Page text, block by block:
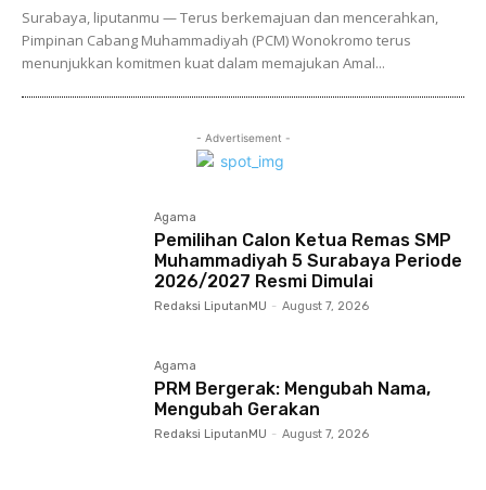
Surabaya, liputanmu — Terus berkemajuan dan mencerahkan,
Pimpinan Cabang Muhammadiyah (PCM) Wonokromo terus
menunjukkan komitmen kuat dalam memajukan Amal...
- Advertisement -
Agama
Pemilihan Calon Ketua Remas SMP
Muhammadiyah 5 Surabaya Periode
2026/2027 Resmi Dimulai
Redaksi LiputanMU - August 7, 2026
Agama
PRM Bergerak: Mengubah Nama,
Mengubah Gerakan
Redaksi LiputanMU - August 7, 2026